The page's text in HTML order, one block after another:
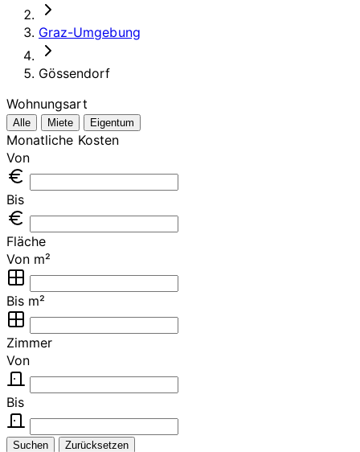
Graz-Umgebung
Gössendorf
Wohnungsart
Alle Miete Eigentum
Monatliche Kosten
Von
Bis
Fläche
Von m²
Bis m²
Zimmer
Von
Bis
Suchen Zurücksetzen